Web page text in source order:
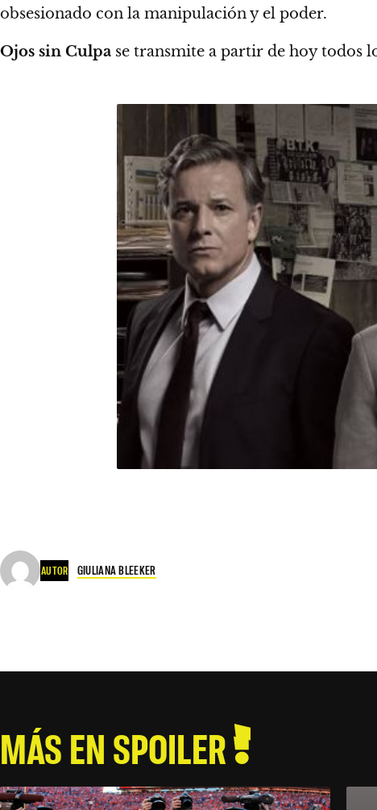
obsesionado con la manipulación y el poder.
Ojos sin Culpa se transmite a partir de hoy todos
AUTOR GIULIANA BLEEKER
MÁS EN SPOILER